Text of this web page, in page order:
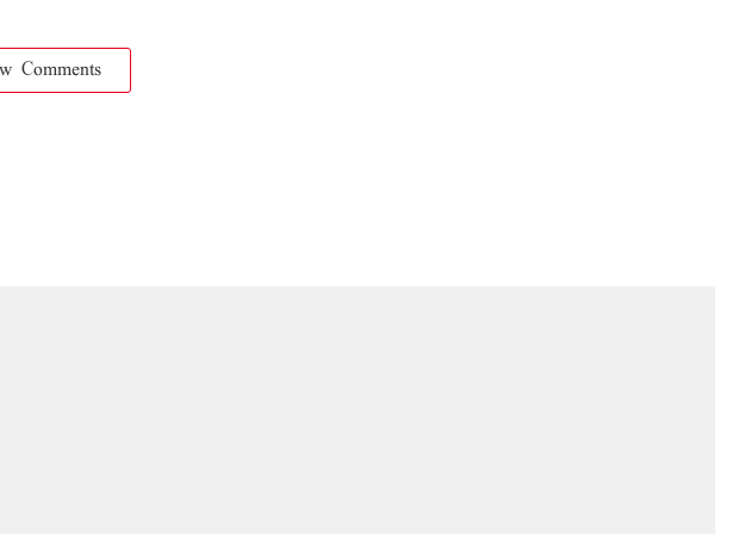
Comments